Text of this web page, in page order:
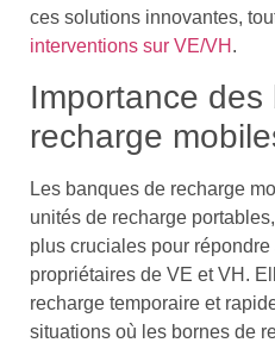
ces solutions innovantes,
interventions sur VE/VH .
Importance
recharge
Les banques de recharge
unités de recharge
plus cruciales pour
propriétaires de VE et VH.
recharge temporaire et
situations où les bornes de